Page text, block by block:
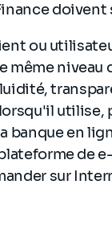
doivent
ou
même niveau
utilise,
banque en
de
sur